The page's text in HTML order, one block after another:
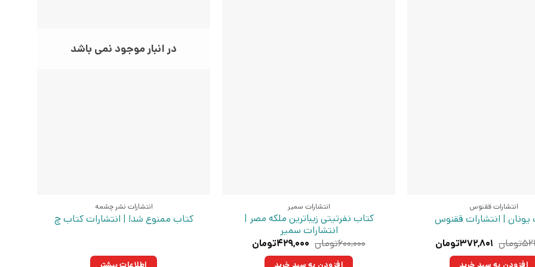
انتشارات ققنوس
یونان | انتشارات ققنوس
تومان قیمت
۵۲۱,۴۰۰تومان
۳۷۲,۸۰۱تومانقیمت
انتشارات سمیر
کتاب نفرتیتی زیباترین ملکه مصر |
انتشارات سمیر
۶۰۰,۰۰۰تومان قیمت
۶۰۰,۰۰۰تومان
۴۲۹,۰۰۰تومانقیمت
در انبار موجود نمی باشد
انتشارات نشر چشمه
کتاب ممنوع شد! | انتشارات کتاب چ